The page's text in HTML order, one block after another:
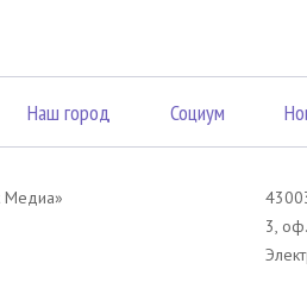
Наш город Социум
Mедиа»
3,